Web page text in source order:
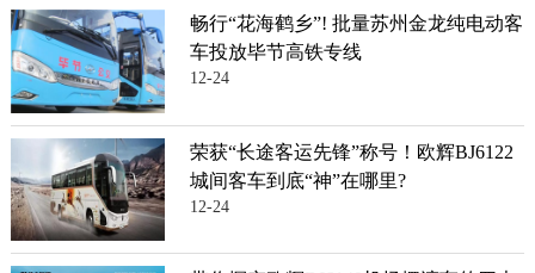
畅行“花海鹤乡”! 批量苏州金龙纯电动客
车投放毕节高铁专线
12-24
荣获“长途客运先锋”称号！欧辉BJ6122
城间客车到底“神”在哪里?
12-24